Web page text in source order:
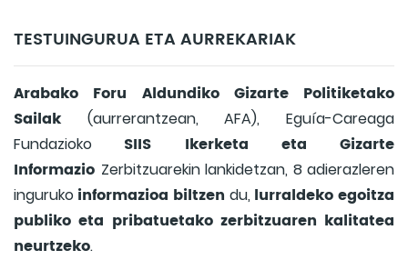
TESTUINGURUA ETA AURREKARIAK
Arabako Foru Aldundiko Gizarte Politiketako
Sailak (aurrerantzean, AFA), Eguía-Careaga
Fundazioko SIIS Ikerketa eta Gizarte
Informazio Zerbitzuarekin lankidetzan, 8 adierazleren
inguruko informazioa biltzen du, lurraldeko egoitza
publiko eta pribatuetako zerbitzuaren kalitatea
neurtzeko.